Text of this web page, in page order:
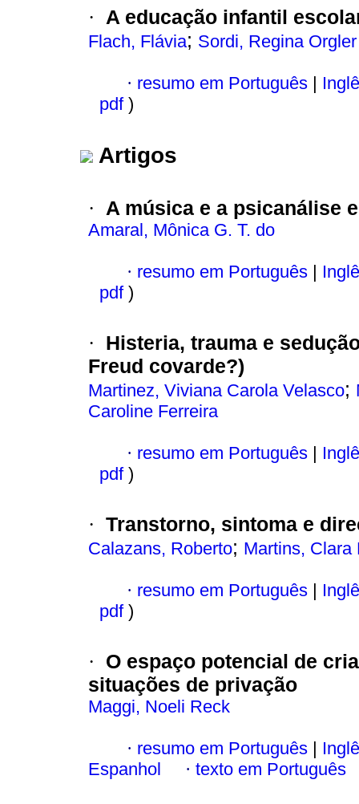
· A educação infantil
Flach, Flávia; Sordi, Regina Orgler
· resumo em Português
pdf )
Artigos
· A música e a psicanálise
Amaral, Mônica G. T. do
· resumo em Português
pdf )
·
Histeria, trauma e
Freud covarde?)
Martinez, Viviana Carola Velasco;
Caroline Ferreira
· resumo em Português
pdf )
· Transtorno, sintoma e
Calazans, Roberto; Martins, Clara
· resumo em Português
pdf )
·
O espaço potencial de
situações de privação
Maggi, Noeli Reck
· resumo em Português
Espanhol
· texto em Português